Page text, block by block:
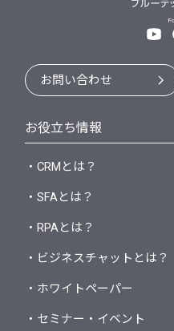
お問い合わせ
お役立ち情報
・CRMとは？
・SFAとは？
・RPAとは？
・ビジネスチャットとは？
・ホワイトペーパー
・セミナー・イベント